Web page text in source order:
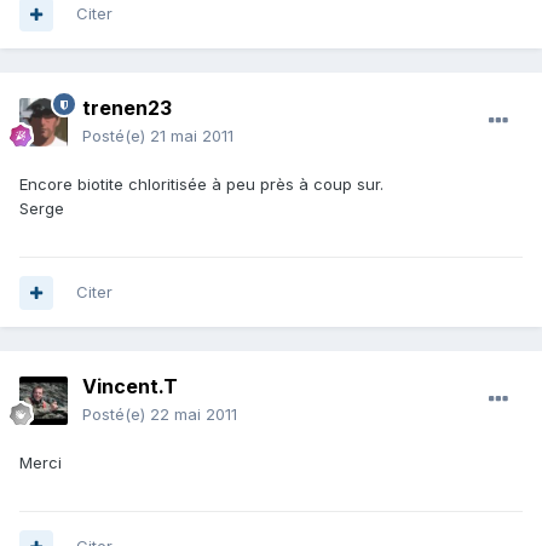
Citer
trenen23
Posté(e) 21 mai 2011
Encore biotite chloritisée à peu près à coup sur.
Serge
Citer
Vincent.T
Posté(e) 22 mai 2011
Merci